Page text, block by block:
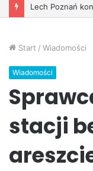
Start / Wiadomości
Wiadomości
stacji